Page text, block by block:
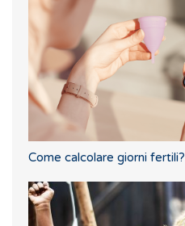
Come calcolare giorni fertili?